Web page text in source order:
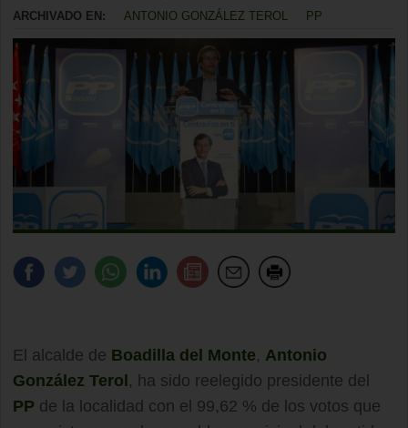
ARCHIVADO EN:
ANTONIO GONZÁLEZ TEROL PP
El alcalde de Boadilla del Monte, Antonio
González Terol , ha sido reelegido presidente del
PP de la localidad con el 99,62 % de los votos que